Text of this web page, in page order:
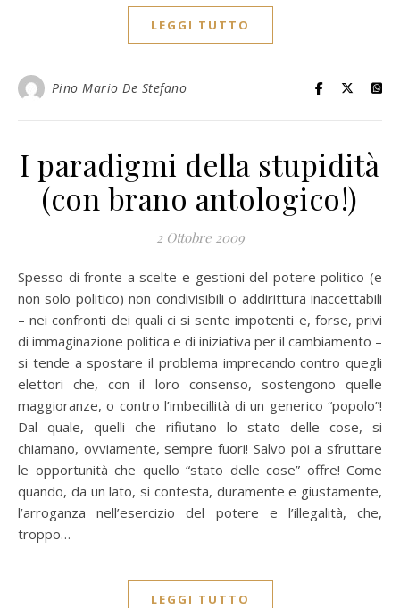
LEGGI TUTTO
Pino Mario De Stefano
I paradigmi della stupidità
(con brano antologico!)
2 Ottobre 2009
Spesso di fronte a scelte e gestioni del potere politico (e
non solo politico) non condivisibili o addirittura inaccettabili
– nei confronti dei quali ci si sente impotenti e, forse, privi
di immaginazione politica e di iniziativa per il cambiamento –
si tende a spostare il problema imprecando contro quegli
elettori che, con il loro consenso, sostengono quelle
maggioranze, o contro l’imbecillità di un generico “popolo”!
Dal quale, quelli che rifiutano lo stato delle cose, si
chiamano, ovviamente, sempre fuori! Salvo poi a sfruttare
le opportunità che quello “stato delle cose” offre! Come
quando, da un lato, si contesta, duramente e giustamente,
l’arroganza nell’esercizio del potere e l’illegalità, che,
troppo…
LEGGI TUTTO